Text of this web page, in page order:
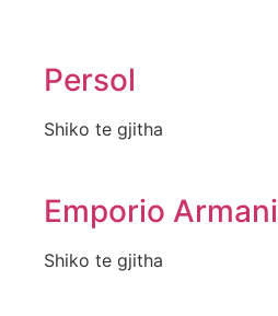
Persol
Shiko te gjitha
Emporio Armani
Shiko te gjitha